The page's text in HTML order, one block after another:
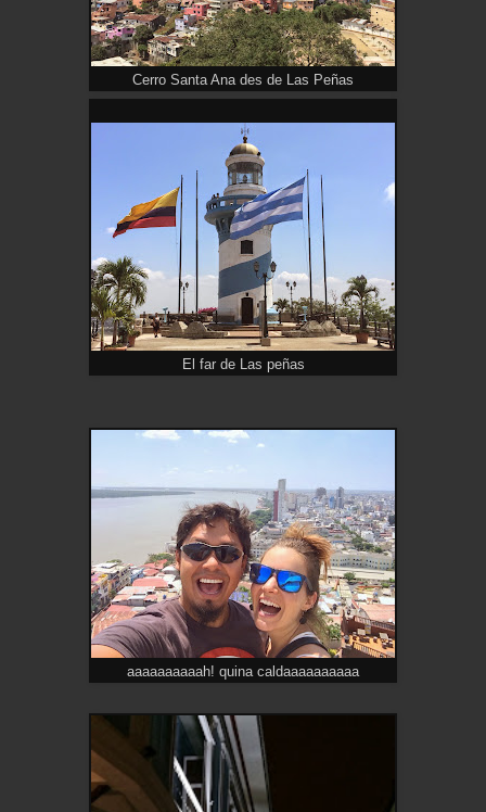
Cerro Santa Ana des de Las Peñas
El far de Las peñas
aaaaaaaaaah! quina caldaaaaaaaaaa